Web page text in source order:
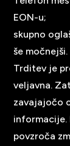
EON-u;
skupno
še
Trditev je
veljavna.
zavajajočo
informacije.
povzroča